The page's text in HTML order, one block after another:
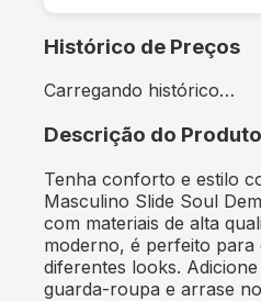
Histórico de Preços
Carregando histórico…
Descrição do Produto
Tenha conforto e estilo
Masculino Slide Soul
com materiais de alta
moderno, é perfeito para
diferentes looks.
guarda-roupa e arrase